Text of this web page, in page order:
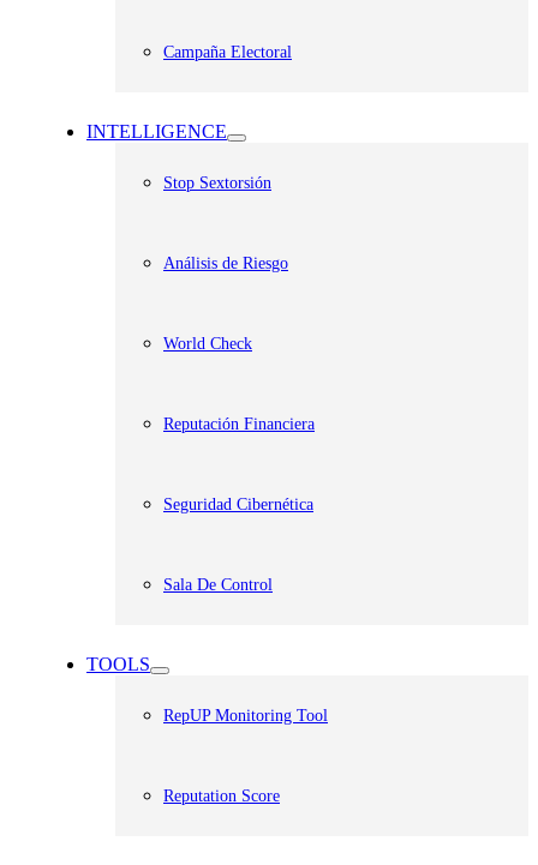
Campaña Electoral
INTELLIGENCE
Stop Sextorsión
Análisis de Riesgo
World Check
Reputación Financiera
Seguridad Cibernética
Sala De Control
TOOLS
RepUP Monitoring Tool
Reputation Score